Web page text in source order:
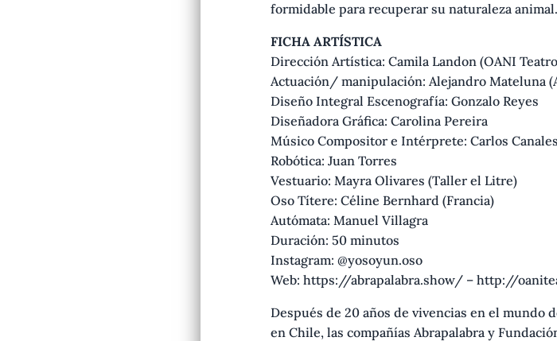
formidable para recuperar su naturaleza animal.
FICHA ARTÍSTICA
Dirección Artística: Camila Landon (OANI
Actuación/ manipulación: Alejandro Mateluna
Diseño Integral Escenografía: Gonzalo Reyes
Diseñadora Gráfica: Carolina Pereira
Músico Compositor e Intérprete: Carlos
Robótica: Juan Torres
Vestuario: Mayra Olivares (Taller el Litre)
Oso Títere: Céline Bernhard (Francia)
Autómata: Manuel Villagra
Duración: 50 minutos
Instagram: @yosoyun.oso
Web: https://abrapalabra.show/ – http://
Después de 20 años de vivencias en el mundo
en Chile, las compañías Abrapalabra y